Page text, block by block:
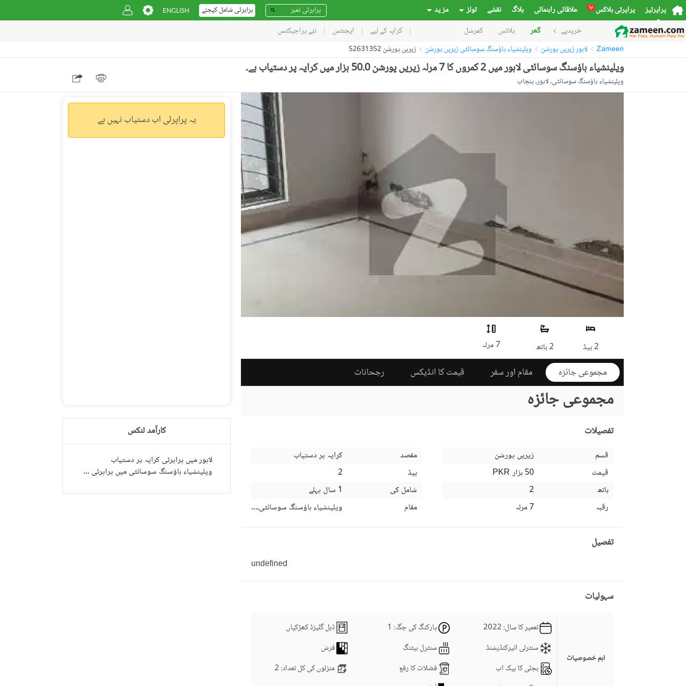
پراپرٹیز پراپرٹی بلاکس نیا علاقائی راہنمائی بلاگ نقشے ٹولز مز ید پراپرٹی شامل کیجئے
خریدیے گھر پلاٹس کمرشل کرایہ کے لیے ایجنٹس نئے پراجیکٹس
Zameen لاہور زیریں پورشن ویلینشیاء ہاؤسنگ سوسائٹی زیریں پورشن زیریں پورشن 52631352
ویلینشیاء ہاؤسنگ سوسائٹی لاہور میں 2 کمروں کا 7 مرلہ زیریں پورشن 50.0 ہزار میں کرایہ پر دستیاب ہے۔
ویلینشیاء ہاؤسنگ سوسائٹی، لاہور، پنجاب
2 بیڈ 2 باتھ 7 مرلہ
مجموعی جائزہ مقام اور سفر قیمت کا انڈیکس رجحانات
مجموعی جائزہ
تفصیلات
قسم
زیریں پورشن
قیمت
PKR
50 ہزار
باتھ
2
رقبہ
7 مرلہ
مقصد
کرایہ پر دستیاب
بیڈ
2
شامل کی
1 سال پہلے
مقام
ویلینشیاء ہاؤسنگ سوسائٹی، لاہور، پنجاب
تفصیل
undefined
سہولیات
اہم خصوصیات
تعمیر کا سال: 2022 پارکنگ کی جگہ: 1
ڈبل گلیزڈ کھڑکیاں
سنٹرلی ائیرکنڈیشنڈ
سنٹرل ہیٹنگ
فرش
بجلی کا بیک اپ
فضلات کا رفع منزلوں کی کل تعداد: 2
یہ پراپرٹی اب دستیاب نہیں ہے
کارآمد لنکس
لاہور میں پراپرٹی کرایہ پر دستیاب
ویلینشیاء ہاؤسنگ سوسائٹی میں پراپرٹی کرایہ پر دستیاب